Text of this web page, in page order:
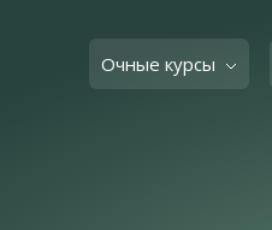
Очные курсы